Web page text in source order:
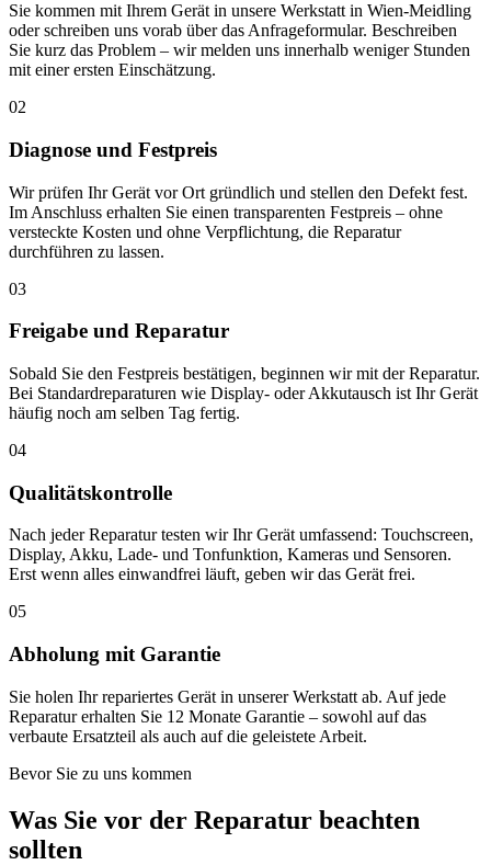
Sie kommen mit Ihrem Gerät in unsere Werkstatt in Wien-Meidling
oder schreiben uns vorab über das Anfrageformular. Beschreiben
Sie kurz das Problem – wir melden uns innerhalb weniger Stunden
mit einer ersten Einschätzung.
02
Diagnose und Festpreis
Wir prüfen Ihr Gerät vor Ort gründlich und stellen den Defekt fest.
Im Anschluss erhalten Sie einen transparenten Festpreis – ohne
versteckte Kosten und ohne Verpflichtung, die Reparatur
durchführen zu lassen.
03
Freigabe und Reparatur
Sobald Sie den Festpreis bestätigen, beginnen wir mit der Reparatur.
Bei Standardreparaturen wie Display- oder Akkutausch ist Ihr Gerät
häufig noch am selben Tag fertig.
04
Qualitätskontrolle
Nach jeder Reparatur testen wir Ihr Gerät umfassend: Touchscreen,
Display, Akku, Lade- und Tonfunktion, Kameras und Sensoren.
Erst wenn alles einwandfrei läuft, geben wir das Gerät frei.
05
Abholung mit Garantie
Sie holen Ihr repariertes Gerät in unserer Werkstatt ab. Auf jede
Reparatur erhalten Sie 12 Monate Garantie – sowohl auf das
verbaute Ersatzteil als auch auf die geleistete Arbeit.
Bevor Sie zu uns kommen
Was Sie vor der Reparatur beachten
sollten